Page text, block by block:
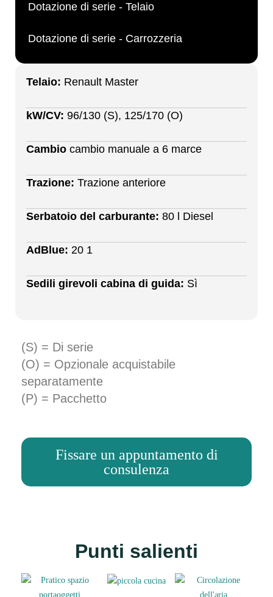
Dotazione di serie - Telaio
Dotazione di serie - Carrozzeria
Telaio: Renault Master
kW/CV: 96/130 (S), 125/170 (O)
Cambio cambio manuale a 6 marce
Trazione: Trazione anteriore
Serbatoio del carburante: 80 l Diesel
AdBlue: 20 1
Sedili girevoli cabina di guida: Sì
(S) = Di serie
(O) = Opzionale acquistabile
separatamente
(P) = Pacchetto
Fissare un appuntamento di
consulenza
Punti salienti